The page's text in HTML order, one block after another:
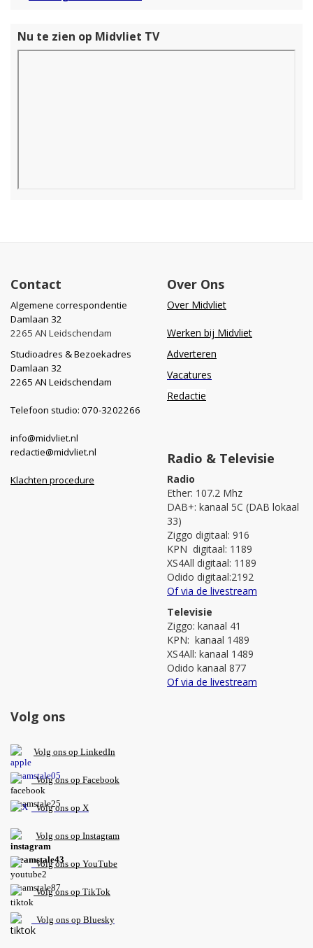
Nu te zien op Midvliet TV
Contact
Algemene correspondentie
Damlaan 32
2265 AN Leidschendam
Studioadres & Bezoekadres
Damlaan 32
2265 AN Leidschendam
Telefoon studio: 070-3202266
info@midvliet.nl
redactie@midvliet.nl
Klachten procedure
Over Ons
Over Midvliet
Werken bij Midvliet
Adverteren
Vacatures
Redactie
Radio & Televisie
Radio
Ether: 107.2 Mhz
DAB+: kanaal 5C (DAB lokaal
33)
Ziggo digitaal: 916
KPN digitaal: 1189
XS4All digitaal: 1189
Odido digitaal:2192
Of via de livestream
Televisie
Ziggo: kanaal 41
KPN: kanaal 1489
XS4All: kanaal 1489
Odido kanaal 877
Of via de livestream
Volg ons
Volg ons op LinkedIn
Volg ons op Facebook
Volg ons op X
Volg ons op Instagram
Volgons op YouTube
Volg ons op TikTok
Volg ons op Bluesky